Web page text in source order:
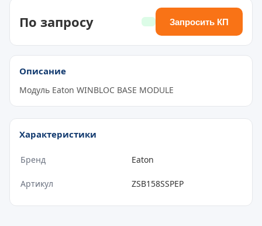
По запросу Запросить КП
Описание
Модуль Eaton WINBLOC BASE MODULE
Характеристики
Бренд Eaton
Артикул ZSB158SSPEP